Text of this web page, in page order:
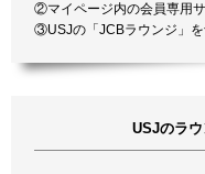
②マイページ内の会員専用
③USJの「JCBラウンジ」
USJのラ